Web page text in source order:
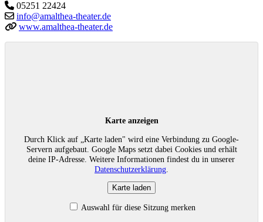
05251 22424
info@amalthea-theater.de
www.amalthea-theater.de
Karte anzeigen
Durch Klick auf „Karte laden" wird eine Verbindung zu Google-
Servern aufgebaut. Google Maps setzt dabei Cookies und erhält
deine IP-Adresse. Weitere Informationen findest du in unserer
Datenschutzerklärung
Karte laden
Auswahl für diese Sitzung merken